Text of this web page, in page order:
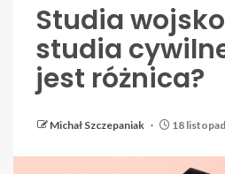
Studia
studia
jest różnica?
Michał Szczepaniak 18